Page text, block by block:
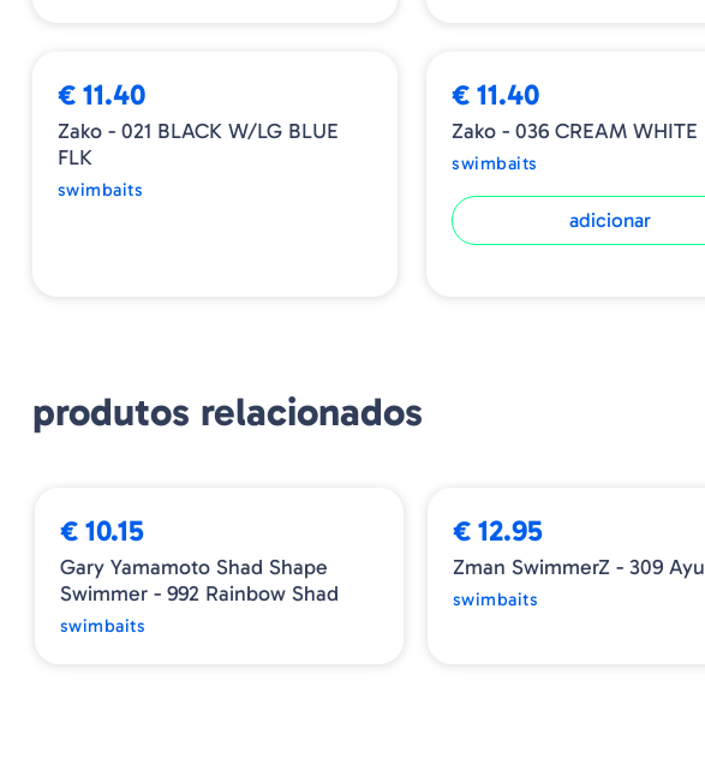
€ 11.40
Zako - 021 BLACK W/LG BLUE
FLK
swimbaits
€ 11.40
Zako - 036 CREAM WHITE
swimbaits
adicionar
produtos relacionados
€ 10.15
Gary Yamamoto Shad Shape
Swimmer - 992 Rainbow Shad
swimbaits
€ 12.95
Zman SwimmerZ - 309 Ayu
swimbaits